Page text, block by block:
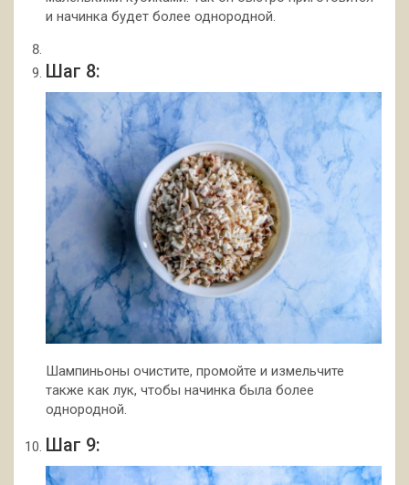
и начинка будет более однородной.
Шаг 8:
Шампиньоны очистите, промойте и измельчите
также как лук, чтобы начинка была более
однородной.
Шаг 9: